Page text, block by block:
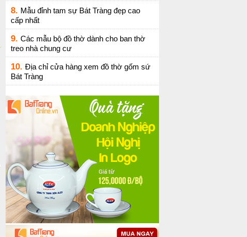
8. Mẫu đỉnh tam sự Bát Tràng đẹp cao
cấp nhất
9. Các mẫu bộ đồ thờ dành cho ban thờ
treo nhà chung cư
10. Địa chỉ cửa hàng xem đồ thờ gốm sứ
Bát Tràng